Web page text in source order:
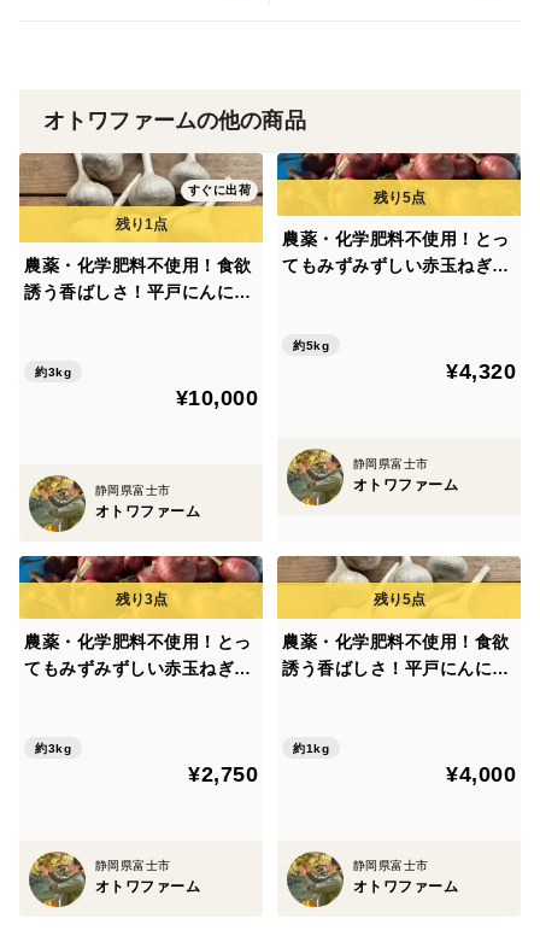
長持ちします。
オトワファームの他の商品
すぐに出荷
農薬・化学肥料不使用！食欲
誘う香ばしさ！平戸にんにく
約3kg
¥10,000
静岡県富士市
オトワファーム
農薬・化学肥料不使用！とっ
てもみずみずしい赤玉ねぎ5k
約5kg
¥4,320
静岡県富士市
オトワファーム
農薬・化学肥料不使用！とっ
てもみずみずしい赤玉ねぎ3k
約3kg
¥2,750
静岡県富士市
オトワファーム
農薬・化学肥料不使用！食欲
誘う香ばしさ！平戸にんにく
約1kg
¥4,000
静岡県富士市
オトワファーム